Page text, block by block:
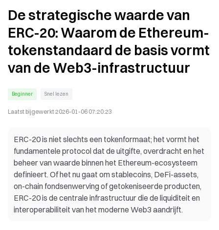
De strategische waarde van
ERC-20: Waarom de Ethereum-
tokenstandaard de basis vormt
van de Web3-infrastructuur
Beginner Snel lezen
Laatst bijgewerkt2026-01-06 07:20:23
ERC-20 is niet slechts een tokenformaat; het vormt het
fundamentele protocol dat de uitgifte, overdracht en het
beheer van waarde binnen het Ethereum-ecosysteem
definieert. Of het nu gaat om stablecoins, DeFi-assets,
on-chain fondsenwerving of getokeniseerde producten,
ERC-20 is de centrale infrastructuur die de liquiditeit en
interoperabiliteit van het moderne Web3 aandrijft.